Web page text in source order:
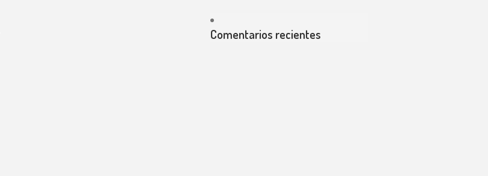
Comentarios recientes